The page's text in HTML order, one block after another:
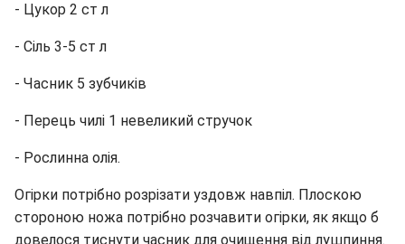
- Цукор 2 ст л
- Сіль 3-5 ст л
- Часник 5 зубчиків
- Перець чилі 1 невеликий стручок
- Рослинна олія.
Огірки потрібно розрізати уздовж навпіл. Плоскою
стороною ножа потрібно розчавити огірки, як якщо б
довелося тиснути часник для очищення від лушпиння.